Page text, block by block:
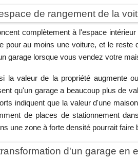
de rangement de la
complètement à l'espace
pour au moins une voiture, et le reste
garage lorsque vous vendez votre
la valeur de la propriété augmente
qu'un garage a beaucoup plus de
indiquent que la valeur d'une
de places de stationnement
une zone à forte densité pourrait faire
d'un garage en